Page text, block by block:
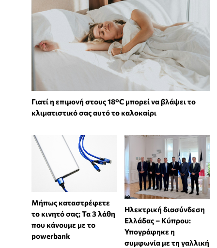
Γιατί η επιμονή στους 18°C μπορεί να βλάψει το
κλιματιστικό σας αυτό το καλοκαίρι
Μήπως καταστρέφετε
το κινητό σας; Τα 3 λάθη
που κάνουμε με το
powerbank
Ηλεκτρική διασύνδεση
Ελλάδας – Κύπρου:
Υπογράφηκε η
συμφωνία με τη γαλλική